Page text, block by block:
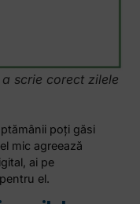
scrie corect zilele
poți găsi
mic agreează
ai pe
el.